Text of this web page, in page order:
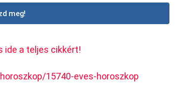
meg!
ide a teljes cikkért!
15740-eves-horoszkop